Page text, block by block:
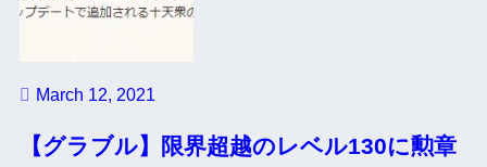
March 12, 2021
【グラブル】限界超越のレベル130に勲章